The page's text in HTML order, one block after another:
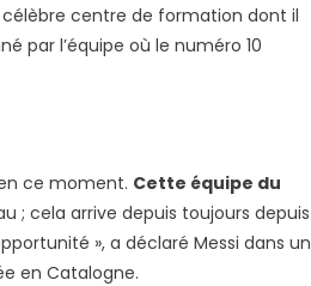
centre de formation dont il
par l’équipe où le numéro 10
ce moment. Cette équipe du
; cela arrive depuis toujours depuis
», a déclaré Messi dans
en Catalogne.